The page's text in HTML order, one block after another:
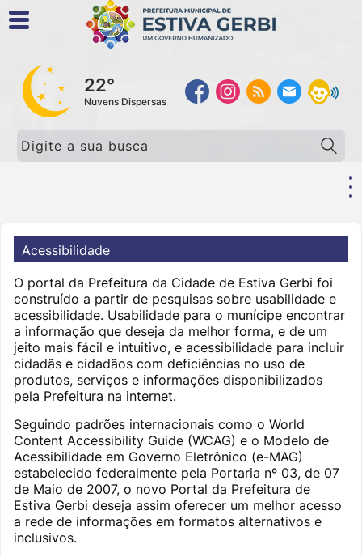
22°
Nuvens Dispersas
Pesquisar:
Acessibilidade
O portal da Prefeitura da Cidade de Estiva Gerbi foi
construído a partir de pesquisas sobre usabilidade e
acessibilidade. Usabilidade para o munícipe encontrar
a informação que deseja da melhor forma, e de um
jeito mais fácil e intuitivo, e acessibilidade para incluir
cidadãs e cidadãos com deficiências no uso de
produtos, serviços e informações disponibilizados
pela Prefeitura na internet.
Seguindo padrões internacionais como o World
Content Accessibility Guide (WCAG) e o Modelo de
Acessibilidade em Governo Eletrônico (e-MAG)
estabelecido federalmente pela Portaria nº 03, de 07
de Maio de 2007, o novo Portal da Prefeitura de
Estiva Gerbi deseja assim oferecer um melhor acesso
a rede de informações em formatos alternativos e
inclusivos.